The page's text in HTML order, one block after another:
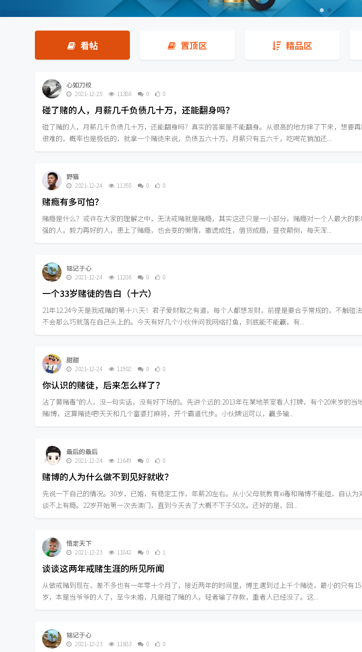
看帖 置顶区 精品区
心如刀绞
2021-12-25 11386 0 0
碰了赌的人，月薪几千负债几十万，还能翻身吗？
碰了赌的人，月薪几千负债几十万，还能翻身吗？真实的答案是不能翻身。从很高的地方摔了下来，想要
很难的，概率也是极低的，就拿一个赌徒来说，负债五六十万，月薪只有五六千，吃喝花销加还...
野猫
2021-12-24 11355 0 0
赌瘾有多可怕？
赌瘾是什么？或许在大家的理解之中，无法戒赌就是赌瘾，其实这还只是一小部分，赌瘾对一个人最大的
强的人，毅力再好的人，患上了赌瘾，也会变的懒惰，撒谎成性，借贷成瘾，昼夜颠倒，每天浑...
铭记于心
2021-12-24 11286 0 0
一个33岁赌徒的告白（十六）
21年12.24今天是我戒赌的第十八天！君子爱财取之有道，每个人都想发财，前提是要合乎常规的，不触碰
不会那么巧就落在自己头上的。今天有好几个小伙伴问我网络打鱼，到底能不能赢，有...
甜甜
2021-12-24 11902 0 0
你认识的赌徒，后来怎么样了？
沾了黄赌毒°的人，没—句实话，没有好下场的。先讲个远的:2013年在某地茶室看人打牌，有个20来岁的当
赌l博，这算赌徒吧!天天和几个富婆打麻将，开个霸道代步。小伙牌运可以，赢多输...
最后的最后
2021-12-24 11649 0 0
赌博的人为什么做不到见好就收？
先说一下自己的情况。30岁，已婚，有稳定工作，年薪20左右。从小父母就教育xi毒和赌博不能碰，自认
谈不上有瘾。22岁开始第一次去澳门，直到今天去了大概不下于50次。还好的是，回...
悟定天下
2021-12-23 11842 0 1
谈谈这两年戒赌生涯的所见所闻
从做戒赌到现在，差不多也有一年零十个月了，接近两年的时间里，博主遇到过上千个赌徒，最小的只有
岁，本是当爷爷的人了，至今未婚，凡是碰了赌的人，轻者输了存款，重者人已经没了。这...
铭记于心
2021-12-23 11683 0 0